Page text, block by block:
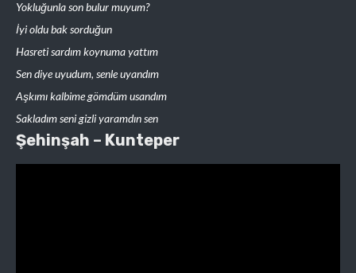
Yokluğunla son bulur muyum?
İyi oldu bak sorduğun
Hasreti sardım koynuma yattım
Sen diye uyudum, senle uyandım
Aşkımı kalbime gömdüm usandım
Sakladım seni gizli yaramdın sen
Şehinşah – Kunteper